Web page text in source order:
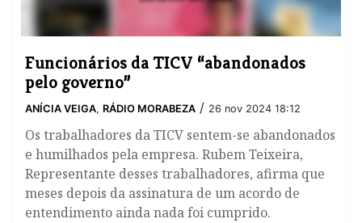
Funcionários da TICV “abandonados
pelo governo”
ANÍCIA VEIGA, RÁDIO MORABEZA / 26 nov 2024 18:12
Os trabalhadores da TICV sentem-se abandonados
e humilhados pela empresa. Rubem Teixeira,
Representante desses trabalhadores, afirma que
meses depois da assinatura de um acordo de
entendimento ainda nada foi cumprido.